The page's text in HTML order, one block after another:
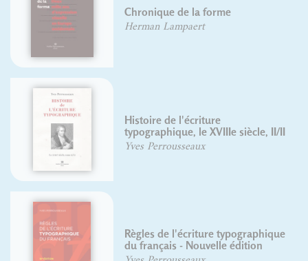
Chronique de la forme
Herman Lampaert
Histoire de l'écriture
typographique, le XVIIIe siècle, II/II
Yves Perrousseaux
Règles de l'écriture typographique
du français - Nouvelle édition